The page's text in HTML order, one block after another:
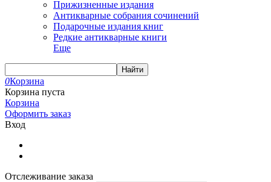
Прижизненные издания
Антикварные собрания сочинений
Подарочные издания книг
Редкие антикварные книги
Еще
Найти
0Корзина
Корзина пуста
Корзина
Оформить заказ
Вход
Отслеживание заказа